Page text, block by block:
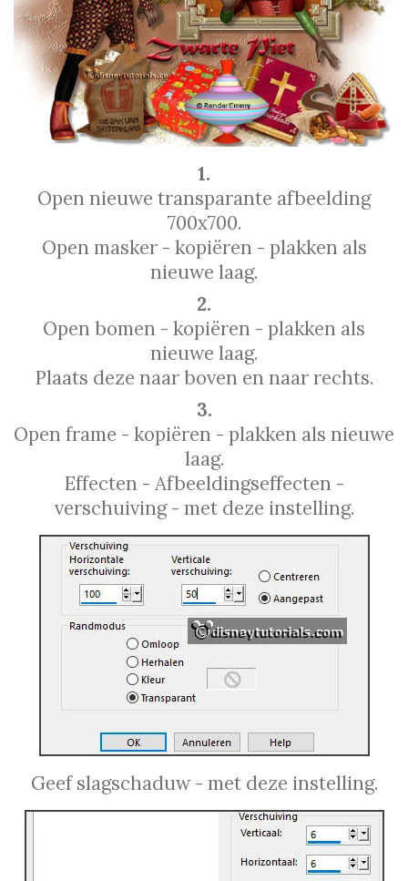
1.
Open nieuwe transparante afbeelding
700x700.
Open masker - kopiëren - plakken als
nieuwe laag.
2.
Open bomen - kopiëren - plakken als
nieuwe laag.
Plaats deze naar boven en naar rechts.
3.
Open frame - kopiëren - plakken als nieuwe
laag.
Effecten - Afbeeldingseffecten -
verschuiving - met deze instelling.
Geef slagschaduw - met deze instelling.